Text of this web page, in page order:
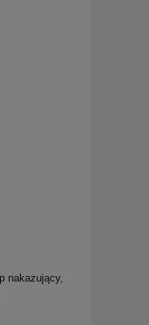
nakazujący,